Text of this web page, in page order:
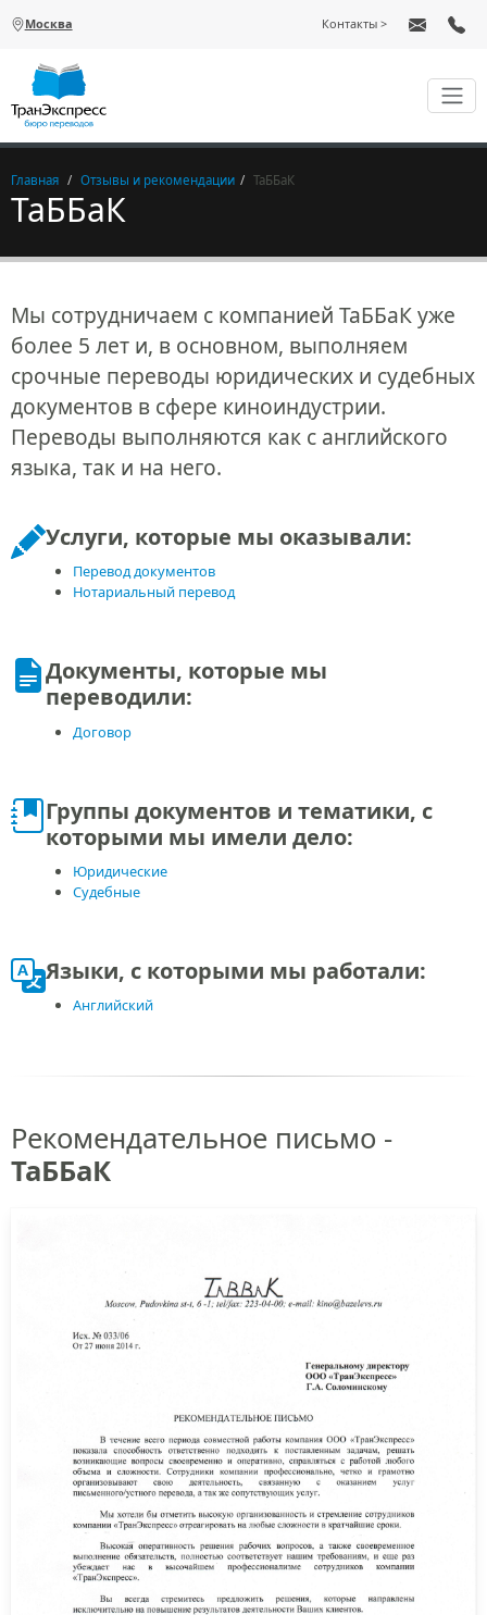
Москва Контакты
Главная Отзывы и рекомендации ТаББаК
ТаББаК
Мы сотрудничаем с компанией ТаББаК уже
более 5 лет и, в основном, выполняем
срочные переводы юридических и судебных
документов в сфере киноиндустрии.
Переводы выполняются как с английского
языка, так и на него.
Услуги, которые мы оказывали:
Перевод документов
Нотариальный перевод
Документы, которые мы
переводили:
Договор
Группы документов и тематики, с
которыми мы имели дело:
Юридические
Судебные
Языки, с которыми мы работали:
Английский
Рекомендательное письмо -
ТаББаК